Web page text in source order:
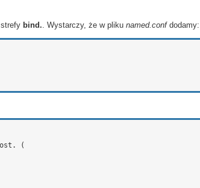
strefy bind. . Wystarczy, że w pliku named.confdodamy:
(